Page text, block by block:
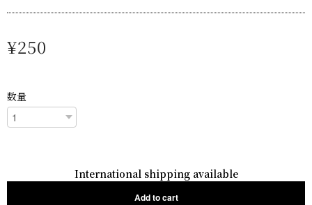
¥250
数量
International shipping available
Add to cart